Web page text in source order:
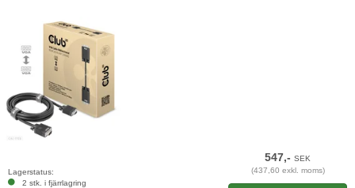
Lagerstatus:
2 stk. i fjärrlagring
547,-SEK
(437,60 exkl. moms)